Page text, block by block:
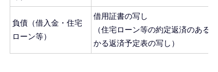
負債（借入金・住宅
ローン等）
借用証書の写し
（住宅ローン等の約定返済のある
かる返済予定表の写し）